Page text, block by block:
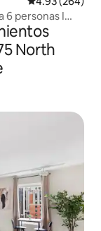
6 personas I
North